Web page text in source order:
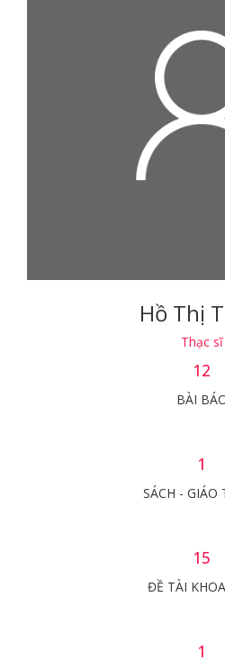
Hồ Thị
Thạc sĩ
12
BÀI
1
SÁCH - GIÁO
15
ĐỀ TÀI
1